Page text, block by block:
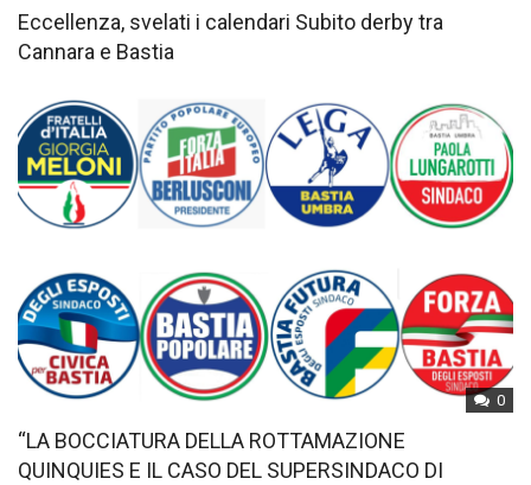
Eccellenza, svelati i calendari Subito derby tra
Cannara e Bastia
0
“LA BOCCIATURA DELLA ROTTAMAZIONE
QUINQUIES E IL CASO DEL SUPERSINDACO DI